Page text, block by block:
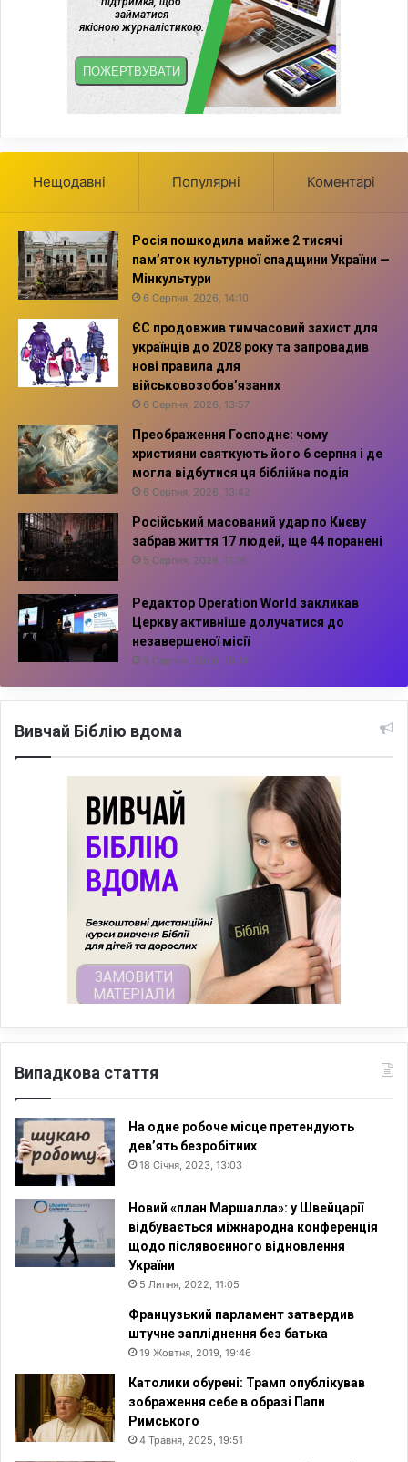
Нещодавні Популярні Коментарі
Росія пошкодила майже 2 тисячі
пам’яток культурної спадщини України —
Мінкультури
6 Серпня, 2026, 14:10
ЄС продовжив тимчасовий захист для
українців до 2028 року та запровадив
нові правила для
військовозобов’язаних
6 Серпня, 2026, 13:57
Преображення Господнє: чому
християни святкують його 6 серпня і де
могла відбутися ця біблійна подія
6 Серпня, 2026, 13:42
Російський масований удар по Києву
забрав життя 17 людей, ще 44 поранені
5 Серпня, 2026, 11:16
Редактор Operation World закликав
Церкву активніше долучатися до
незавершеної місії
5 Серпня, 2026, 10:14
Вивчай Біблію вдома
Випадкова стаття
На одне робоче місце претендують
дев’ять безробітних
18 Січня, 2023, 13:03
Новий «план Маршалла»: у Швейцарії
відбувається міжнародна конференція
щодо післявоєнного відновлення
України
5 Липня, 2022, 11:05
Французький парламент затвердив
штучне запліднення без батька
19 Жовтня, 2019, 19:46
Католики обурені: Трамп опублікував
зображення себе в образі Папи
Римського
4 Травня, 2025, 19:51